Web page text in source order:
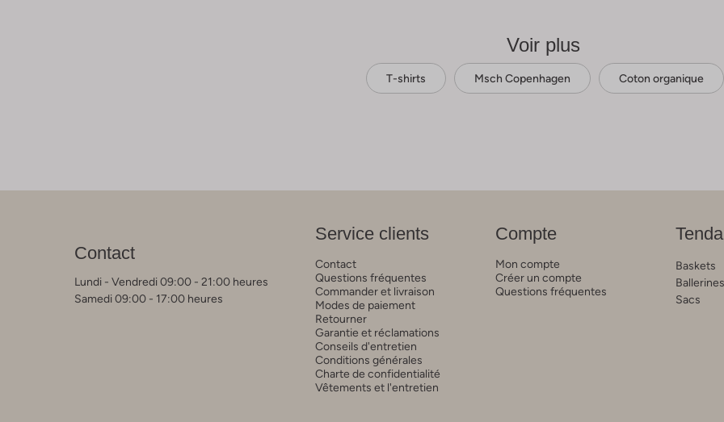
Voir plus
T-shirts Msch Copenhagen Coton organique
Contact
Lundi - Vendredi 09:00 - 21:00 heures
Samedi 09:00 - 17:00 heures
Service clients
Contact
Questions fréquentes
Commander et livraison
Modes de paiement
Retourner
Garantie et réclamations
Conseils d'entretien
Conditions générales
Charte de confidentialité
Vêtements et l'entretien
Compte
Mon compte
Créer un compte
Questions fréquentes
Baskets
Ballerines
Sacs